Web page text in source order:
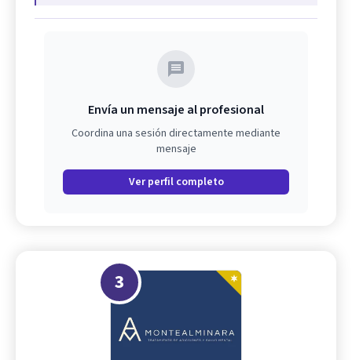
Envía un mensaje al profesional
Coordina una sesión directamente mediante
mensaje
Ver perfil completo
3